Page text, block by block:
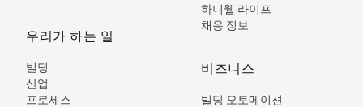
우리가 하는 일
빌딩
산업
프로세스
하니웰 라이프
채용 정보
비즈니스
빌딩 오토메이션